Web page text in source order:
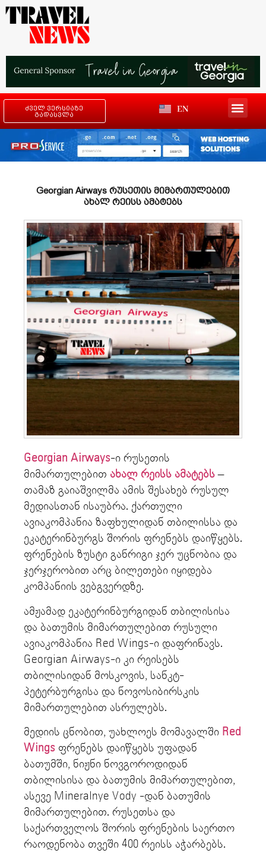
ძველ ვერსიაზე
გადასვლა
EN
Georgian Airways რუსეთის მიმართულებით
ახალ რეისს ამატებს
Georgian Airways-ი რუსეთის
მიმართულებით ახალ რეისს ამატებს –
თამაზ გაიაშვილმა ამის შესახებ რუსულ
მედიასთან ისაუბრა. ქართული
ავიაკომპანია ზაფხულიდან თბილისსა და
ეკატერინბურგს შორის ფრენებს დაიწყებს.
ფრენების ზუსტი განრიგი ჯერ უცნობია და
ჯერჯერობით არც ბილეთები იყიდება
კომპანიის ვებგვერდზე.
ამჟამად ეკატერინბურგიდან თბილისისა
და ბათუმის მიმართულებით რუსული
ავიაკომპანია Red Wings-ი დაფრინავს.
Georgian Airways-ი კი რეისებს
თბილისიდან მოსკოვის, სანკტ-
პეტერბურგისა და ნოვოსიბირსკის
მიმართულებით ასრულებს.
მედიის ცნობით, უახლოეს მომავალში Red
Wings ფრენებს დაიწყებს უფადან
ბათუმში, ნიჟნი ნოვგოროდიდან
თბილისისა და ბათუმის მიმართულებით,
ასევე Mineralnye Vody -დან ბათუმის
მიმართულებით. რუსეთსა და
საქართველოს შორის ფრენების საერთო
რაოდენობა თვეში 400 რეისს აჭარბებს.